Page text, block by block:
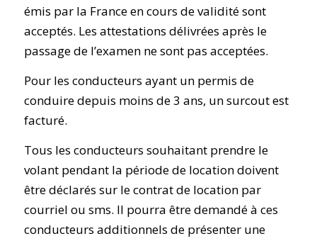
émis par la France en cours de validité sont
acceptés. Les attestations délivrées après le
passage de l’examen ne sont pas acceptées.
Pour les conducteurs ayant un permis de
conduire depuis moins de 3 ans, un surcout est
facturé.
Tous les conducteurs souhaitant prendre le
volant pendant la période de location doivent
être déclarés sur le contrat de location par
courriel ou sms. Il pourra être demandé à ces
conducteurs additionnels de présenter une